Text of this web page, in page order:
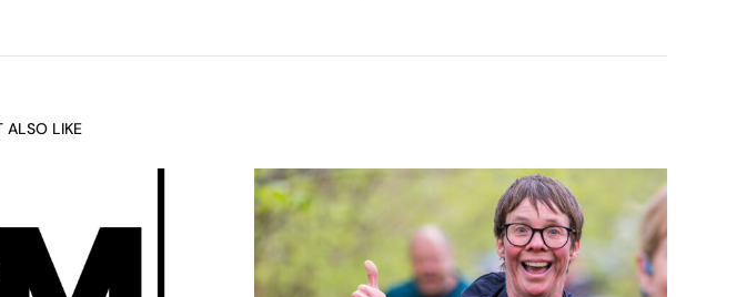
ALSO LIKE